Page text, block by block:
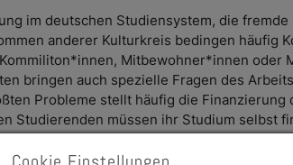
im deutschen Studiensystem, die
anderer Kulturkreis bedingen häufig
Mitbewohner*innen oder
bringen auch spezielle Fragen des
Probleme stellt häufig die Finanzierung
Studierenden müssen ihr Studium selbst
erhalten.